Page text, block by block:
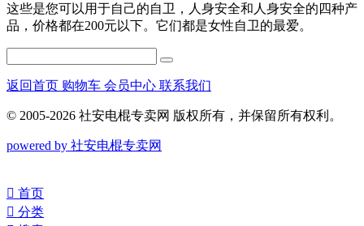
这些是您可以用于自己的自卫，人身安全和人身安全的四种产
品，价格都在200元以下。它们都是女性自卫的最爱。
返回首页 购物车 会员中心 联系我们
© 2005-2026 社安电棍专卖网 版权所有，并保留所有权利。
powered by 社安电棍专卖网
󰀁 首页
󰀂 分类